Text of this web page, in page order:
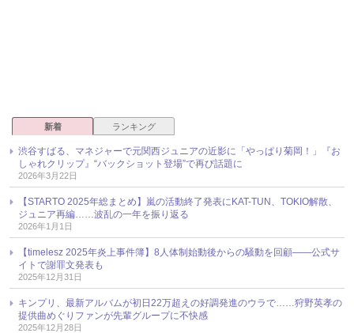
新着 ランキング
渋谷すばる、マネジャーで元関西ジュニアの近影に「やっぱり菊岡！」『お
しゃれクリップ』“バックショット登場”で再び話題に
2026年3月22日
【STARTO 2025年総まとめ】嵐の活動終了発表にKAT-TUN、TOKIO解散、
ジュニア再編……波乱の一年を振り返る
2026年1月1日
【timelesz 2025年炎上事件簿】8人体制始動後からの騒動を回顧――公式サ
イトで謝罪文発表も
2025年12月31日
キンプリ、最新アルバムが初日22万超えの好調発進のウラで……狩野英孝の
提供曲めぐりファンが先輩グループに不快感
2025年12月28日